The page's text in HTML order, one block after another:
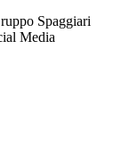
Spaggiari
Media